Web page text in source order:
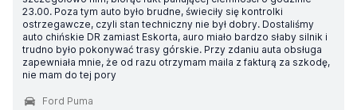
23.00. Poza tym auto było brudne, świeciły się kontrolki
ostrzegawcze, czyli stan techniczny nie był dobry. Dostaliśmy
auto chińskie DR zamiast Eskorta, auro miało bardzo słaby silnik i
trudno było pokonywać trasy górskie. Przy zdaniu auta obsługa
zapewniała mnie, że od razu otrzymam maila z fakturą za szkodę,
nie mam do tej pory
Ford Puma